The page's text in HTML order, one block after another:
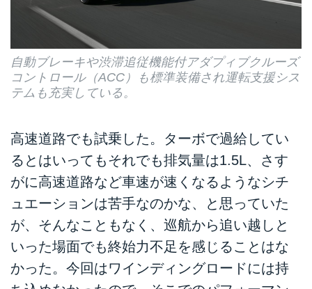
自動ブレーキや渋滞追従機能付アダプィブクルーズ
コントロール（ACC）も標準装備され運転支援シス
テムも充実している。
高速道路でも試乗した。ターボで過給してい
るとはいってもそれでも排気量は1.5L、さす
がに高速道路など車速が速くなるようなシチ
ュエーションは苦手なのかな、と思っていた
が、そんなこともなく、巡航から追い越しと
いった場面でも終始力不足を感じることはな
かった。今回はワインディングロードには持